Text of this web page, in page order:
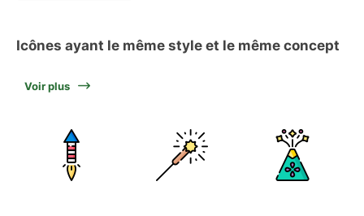
Icônes ayant le même style et le même concept
Voir plus